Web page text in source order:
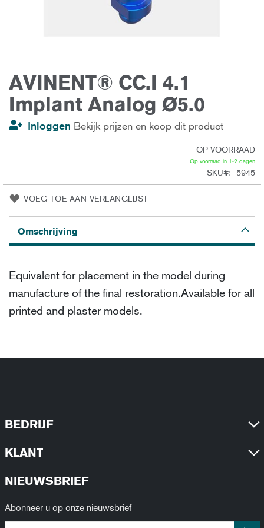
AVINENT® CC.I 4.1
Implant Analog Ø5.0
Inloggen Bekijk prijzen en koop dit product
OP VOORRAAD
Op voorraad in 1-2 dagen
SKU 5945
VOEG TOE AAN VERLANGLIJST
Ga
naar
begin
van
de
afbeeldingen-
Omschrijving
Equivalent for placement in the model during
manufacture of the final restoration.Available for all
printed and plaster models.
BEDRIJF
KLANT
NIEUWSBRIEF
Abonneer u op onze nieuwsbrief